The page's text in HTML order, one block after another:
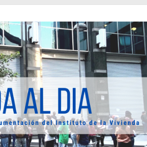
y representaciones [2022]
de las fronteras latinoamericanas
un patrimonio emblemático [2014]